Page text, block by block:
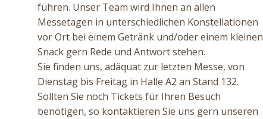
führen. Unser Team wird Ihnen an allen
Messetagen in unterschiedlichen Konstellationen
vor Ort bei einem Getränk und/oder einem kleinen
Snack gern Rede und Antwort stehen.
Sie finden uns, adäquat zur letzten Messe, von
Dienstag bis Freitag in Halle A2 an Stand 132.
Sollten Sie noch Tickets für Ihren Besuch
benötigen, so kontaktieren Sie uns gern unseren